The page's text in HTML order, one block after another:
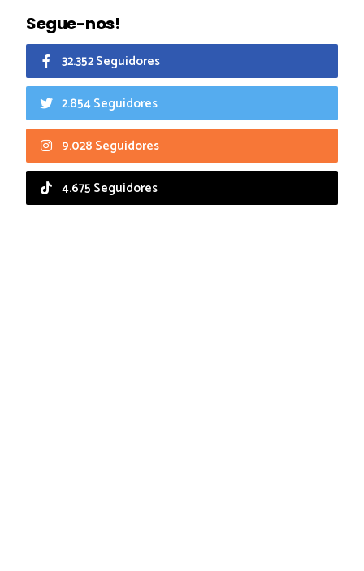
Segue-nos!
32.352 Seguidores
2.854 Seguidores
9.028 Seguidores
4.675 Seguidores